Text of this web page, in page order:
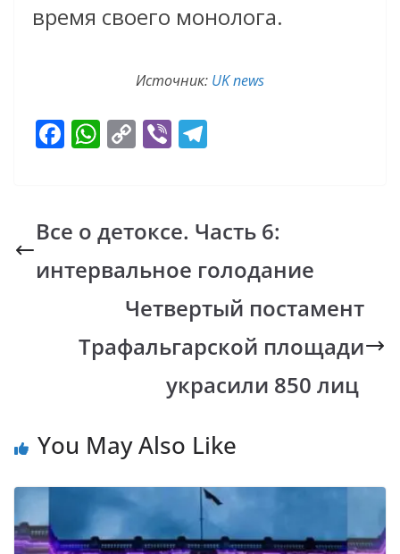
время своего монолога.
Источник: UK news
F
b
o
o
W
s
A
p
C
y
Li
n
k
Vi
gr
a
m
Все о детоксе. Часть 6:
интервальное голодание
Четвертый постамент
Трафальгарской площади
украсили 850 лиц
You May Also Like